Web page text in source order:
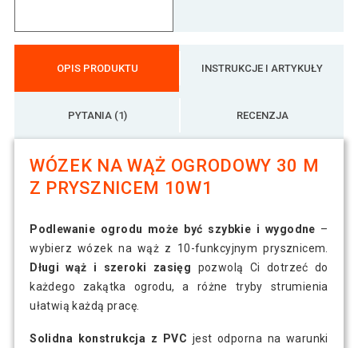
OPIS PRODUKTU INSTRUKCJE I ARTYKUŁY
PYTANIA (1) RECENZJA
WÓZEK NA WĄŻ OGRODOWY 30 M
Z PRYSZNICEM 10W1
Podlewanie ogrodu może być szybkie i wygodne –
wybierz wózek na wąż z 10-funkcyjnym prysznicem.
Długi wąż i szeroki zasięg pozwolą Ci dotrzeć do
każdego zakątka ogrodu, a różne tryby strumienia
ułatwią każdą pracę.
Solidna konstrukcja z PVC jest odporna na warunki